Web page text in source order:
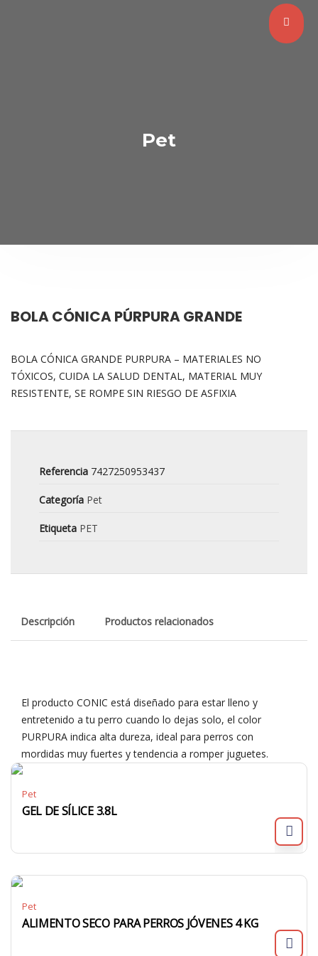
Pet
BOLA CÓNICA PÚRPURA GRANDE
BOLA CÓNICA GRANDE PURPURA – MATERIALES NO
TÓXICOS, CUIDA LA SALUD DENTAL, MATERIAL MUY
RESISTENTE, SE ROMPE SIN RIESGO DE ASFIXIA
Referencia 7427250953437
Categoría Pet
Etiqueta PET
Descripción Productos relacionados
El producto CONIC está diseñado para estar lleno y
entretenido a tu perro cuando lo dejas solo, el color
PURPURA indica alta dureza, ideal para perros con
mordidas muy fuertes y tendencia a romper juguetes.
Pet
GEL DE SÍLICE 3.8L
Pet
ALIMENTO SECO PARA PERROS JÓVENES 4 KG